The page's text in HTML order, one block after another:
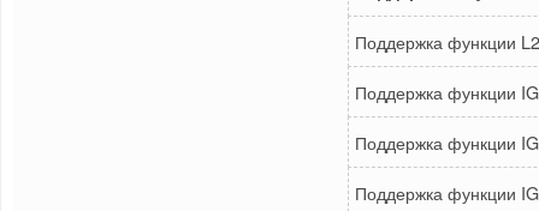
Поддержка функции
Поддержка функции
Поддержка функции
Поддержка функции